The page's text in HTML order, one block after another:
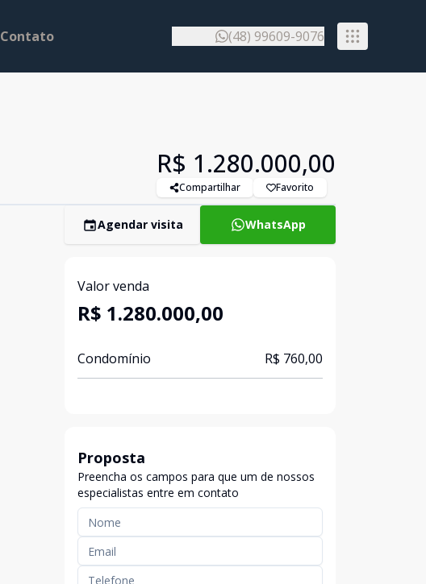
Contato (48) 99609-9076
R$ 1.280.000,00
Compartilhar Favorito
Agendar visita WhatsApp
Valor venda
R$ 1.280.000,00
Condomínio R$ 760,00
Proposta
Preencha os campos para que um de nossos
especialistas entre em contato